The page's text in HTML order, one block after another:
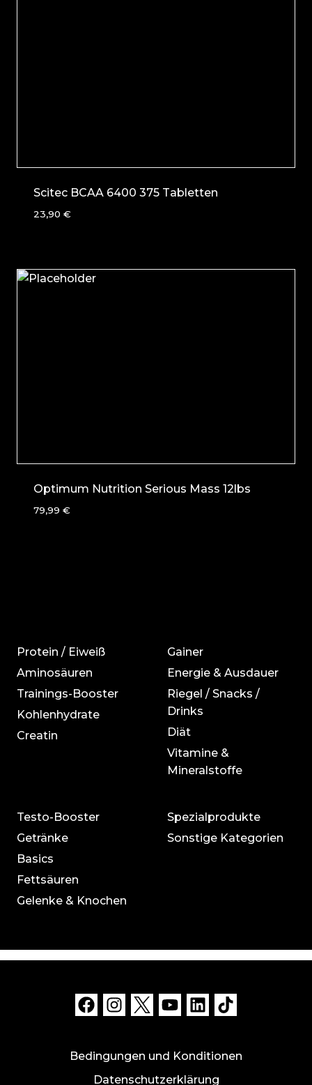
Scitec BCAA 6400 375 Tabletten
23,90 €
Optimum Nutrition Serious Mass 12lbs
79,99 €
Protein / Eiweiß
Aminosäuren
Trainings-Booster
Kohlenhydrate
Creatin
Gainer
Energie & Ausdauer
Riegel / Snacks /
Drinks
Diät
Vitamine &
Mineralstoffe
Testo-Booster
Getränke
Basics
Fettsäuren
Gelenke & Knochen
Spezialprodukte
Sonstige Kategorien
Bedingungen und Konditionen
Datenschutzerklärung